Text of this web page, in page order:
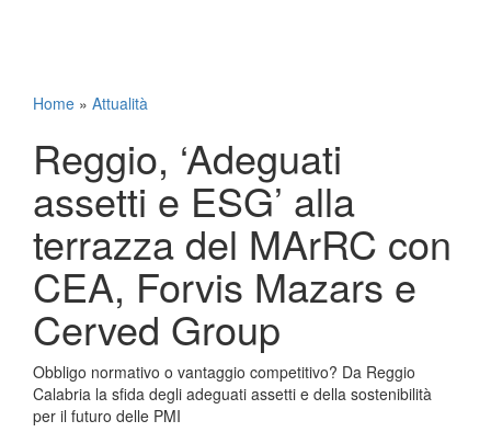
Home » Attualità
Reggio, ‘Adeguati
assetti e ESG’ alla
terrazza del MArRC con
CEA, Forvis Mazars e
Cerved Group
Obbligo normativo o vantaggio competitivo? Da Reggio
Calabria la sfida degli adeguati assetti e della sostenibilità
per il futuro delle PMI